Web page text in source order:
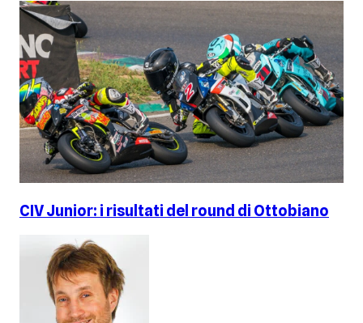
CIV Junior: i risultati del round di Ottobiano